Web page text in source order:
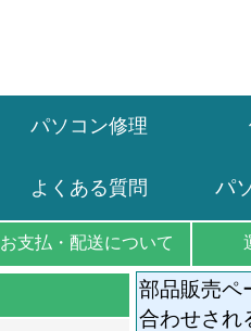
パソコン修理
よくある質問 パ
お支払・配送について
部品販売ペ
合わせされ